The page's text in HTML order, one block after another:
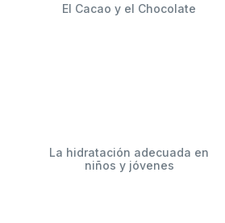
El Cacao y el Chocolate
La hidratación adecuada en
niños y jóvenes